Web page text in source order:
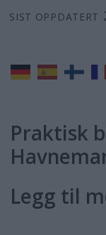
SIST OPPDATERT
Praktisk
Legg til